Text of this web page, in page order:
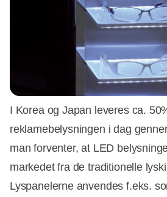
I Korea og Japan leveres ca.
reklamebelysningen i dag
man forventer, at LED
markedet fra de traditionelle
Lyspanelerne anvendes f.eks.